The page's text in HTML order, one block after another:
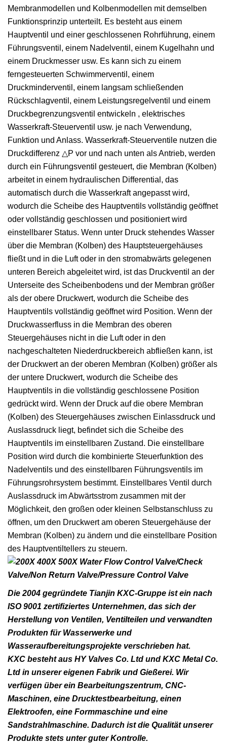
Membranmodellen und Kolbenmodellen mit demselben
Funktionsprinzip unterteilt. Es besteht aus einem
Hauptventil und einer geschlossenen Rohrführung, einem
Führungsventil, einem Nadelventil, einem Kugelhahn und
einem Druckmesser usw. Es kann sich zu einem
ferngesteuerten Schwimmerventil, einem
Druckminderventil, einem langsam schließenden
Rückschlagventil, einem Leistungsregelventil und einem
Druckbegrenzungsventil entwickeln , elektrisches
Wasserkraft-Steuerventil usw. je nach Verwendung,
Funktion und Anlass. Wasserkraft-Steuerventile nutzen die
Druckdifferenz △P vor und nach unten als Antrieb, werden
durch ein Führungsventil gesteuert, die Membran (Kolben)
arbeitet in einem hydraulischen Differential, das
automatisch durch die Wasserkraft angepasst wird,
wodurch die Scheibe des Hauptventils vollständig geöffnet
oder vollständig geschlossen und positioniert wird
einstellbarer Status. Wenn unter Druck stehendes Wasser
über die Membran (Kolben) des Hauptsteuergehäuses
fließt und in die Luft oder in den stromabwärts gelegenen
unteren Bereich abgeleitet wird, ist das Druckventil an der
Unterseite des Scheibenbodens und der Membran größer
als der obere Druckwert, wodurch die Scheibe des
Hauptventils vollständig geöffnet wird Position. Wenn der
Druckwasserfluss in die Membran des oberen
Steuergehäuses nicht in die Luft oder in den
nachgeschalteten Niederdruckbereich abfließen kann, ist
der Druckwert an der oberen Membran (Kolben) größer als
der untere Druckwert, wodurch die Scheibe des
Hauptventils in die vollständig geschlossene Position
gedrückt wird. Wenn der Druck auf die obere Membran
(Kolben) des Steuergehäuses zwischen Einlassdruck und
Auslassdruck liegt, befindet sich die Scheibe des
Hauptventils im einstellbaren Zustand. Die einstellbare
Position wird durch die kombinierte Steuerfunktion des
Nadelventils und des einstellbaren Führungsventils im
Führungsrohrsystem bestimmt. Einstellbares Ventil durch
Auslassdruck im Abwärtsstrom zusammen mit der
Möglichkeit, den großen oder kleinen Selbstanschluss zu
öffnen, um den Druckwert am oberen Steuergehäuse der
Membran (Kolben) zu ändern und die einstellbare Position
des Hauptventiltellers zu steuern.
Die 2004 gegründete Tianjin KXC-Gruppe ist ein nach
ISO 9001 zertifiziertes Unternehmen, das sich der
Herstellung von Ventilen, Ventilteilen und verwandten
Produkten für Wasserwerke und
Wasseraufbereitungsprojekte verschrieben hat.
KXC besteht aus HY Valves Co. Ltd und KXC Metal Co.
Ltd in unserer eigenen Fabrik und Gießerei. Wir
verfügen über ein Bearbeitungszentrum, CNC-
Maschinen, eine Drucktestbearbeitung, einen
Elektroofen, eine Formmaschine und eine
Sandstrahlmaschine. Dadurch ist die Qualität unserer
Produkte stets unter guter Kontrolle.